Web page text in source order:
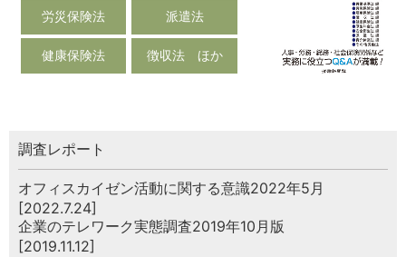
労災保険法 派遣法
健康保険法 徴収法 ほか
調査レポート
オフィスカイゼン活動に関する意識2022年5月
[2022.7.24]
企業のテレワーク実態調査2019年10月版
[2019.11.12]